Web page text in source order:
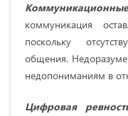
коммуникация
поскольку
общения.
недопониманиям в
Цифровая